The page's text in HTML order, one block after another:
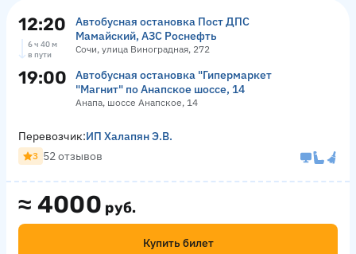
12:20
Автобусная остановка Пост ДПС
Мамайский, АЗС Роснефть
Сочи, улица Виноградная, 272
6 ч 40 м
в пути
19:00
Автобусная остановка "Гипермаркет
"Магнит" по Анапское шоссе, 14
Анапа, шоссе Анапское, 14
≈ 4000 руб.
Купить билет
Перевозчик:ИП Халапян Э.В.
3 52 отзывов